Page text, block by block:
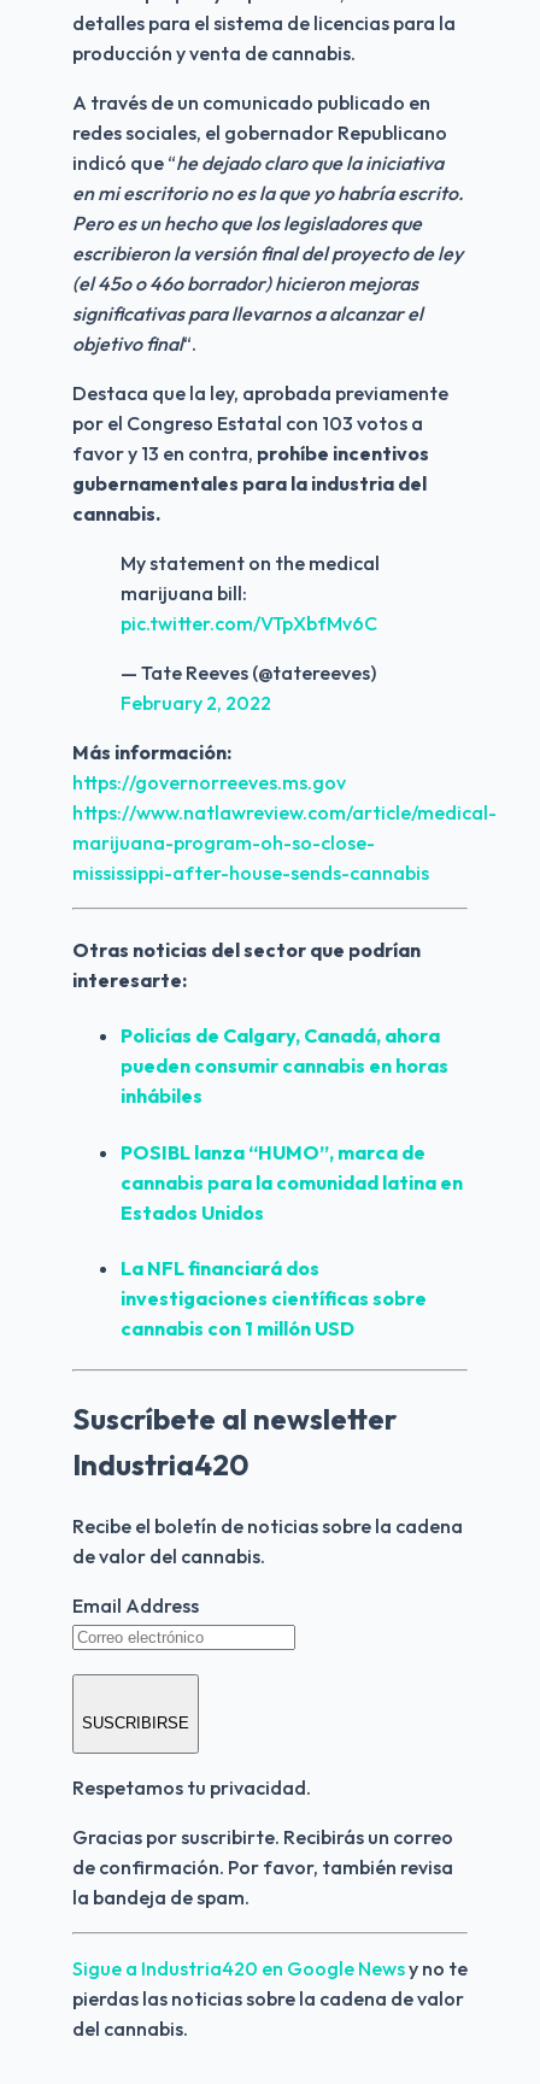
detalles para el sistema de licencias para la
producción y venta de cannabis.
A través de un comunicado publicado en
redes sociales, el gobernador Republicano
indicó que “he dejado claro que la iniciativa
en mi escritorio no es la que yo habría escrito.
Pero es un hecho que los legisladores que
escribieron la versión final del proyecto de ley
(el 45o o 46o borrador) hicieron mejoras
significativas para llevarnos a alcanzar el
objetivo final“.
Destaca que la ley, aprobada previamente
por el Congreso Estatal con 103 votos a
favor y 13 en contra, prohíbe incentivos
gubernamentales para la industria del
cannabis.
My statement on the medical
marijuana bill:
pic.twitter.com/VTpXbfMv6C
— Tate Reeves (@tatereeves)
February 2, 2022
Más información:
https://governorreeves.ms.gov
https://www.natlawreview.com/article/medical-
marijuana-program-oh-so-close-
mississippi-after-house-sends-cannabis
Otras noticias del sector que podrían
interesarte:
Policías de Calgary, Canadá, ahora
pueden consumir cannabis en horas
inhábiles
POSIBL lanza “HUMO”, marca de
cannabis para la comunidad latina en
Estados Unidos
La NFL financiará dos
investigaciones científicas sobre
cannabis con 1 millón USD
Suscríbete al newsletter
Industria420
Recibe el boletín de noticias sobre la cadena
de valor del cannabis.
Email Address
SUSCRIBIRSE
Respetamos tu privacidad.
Gracias por suscribirte. Recibirás un correo
de confirmación. Por favor, también revisa
la bandeja de spam.
Sigue a Industria420 en Google News y no te
pierdas las noticias sobre la cadena de valor
del cannabis.